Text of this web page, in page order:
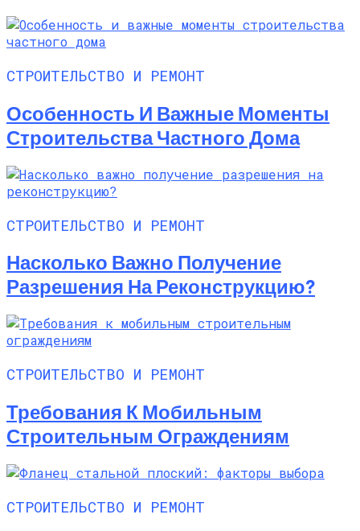
СТРОИТЕЛЬСТВО И РЕМОНТ
Особенность И Важные Моменты
Строительства Частного Дома
СТРОИТЕЛЬСТВО И РЕМОНТ
Насколько Важно Получение
Разрешения На Реконструкцию?
СТРОИТЕЛЬСТВО И РЕМОНТ
Требования К Мобильным
Строительным Ограждениям
СТРОИТЕЛЬСТВО И РЕМОНТ